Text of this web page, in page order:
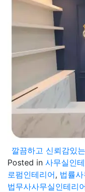
Posted in 사무실인
로펌인테리어, 법률
법무사사무실인테리